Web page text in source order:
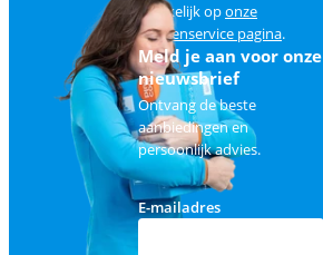
makkelijk oponze
klantenservice pagina.
Meld je aan voor onze
nieuwsbrief
Ontvang de beste
aanbiedingen en
persoonlijk advies.
E-mailadres